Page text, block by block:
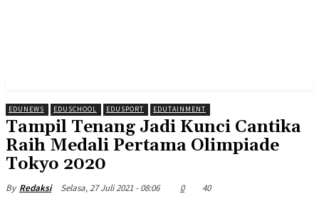
EDUNEWS EDUSCHOOL EDUSPORT EDUTAINMENT
Tampil Tenang Jadi Kunci Cantika
Raih Medali Pertama Olimpiade
Tokyo 2020
By Redaksi Selasa, 27 Juli 2021 - 08:06 0 40